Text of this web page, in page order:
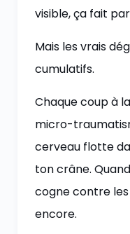
visible, ça fait
Mais les vrais
cumulatifs.
Chaque coup à
micro-
cerveau flotte
ton crâne.
cogne contre les
encore.